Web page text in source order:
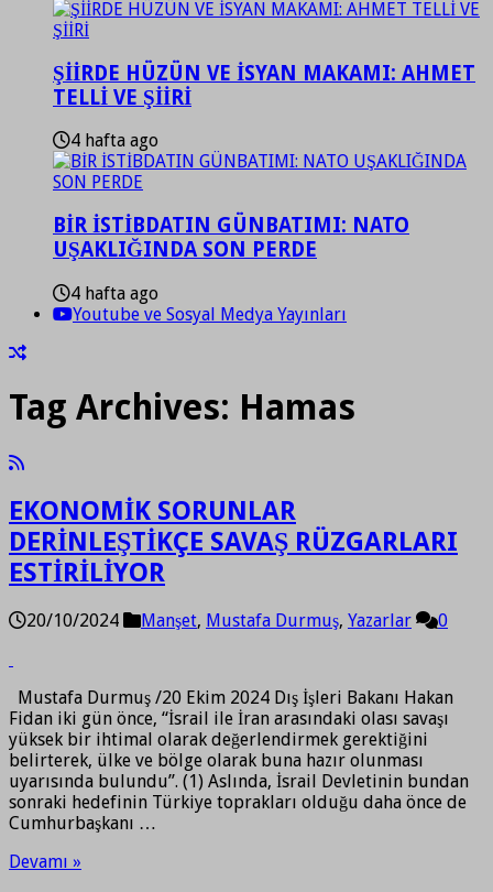
ŞİİRDE HÜZÜN VE İSYAN MAKAMI: AHMET
TELLİ VE ŞİİRİ
4 hafta ago
BİR İSTİBDATIN GÜNBATIMI: NATO
UŞAKLIĞINDA SON PERDE
4 hafta ago
Youtube ve Sosyal Medya Yayınları
Tag Archives: Hamas
EKONOMİK SORUNLAR
DERİNLEŞTİKÇE SAVAŞ RÜZGARLARI
ESTİRİLİYOR
20/10/2024 Manşet, Mustafa Durmuş, Yazarlar 0
Mustafa Durmuş /20 Ekim 2024 Dış İşleri Bakanı Hakan
Fidan iki gün önce, “İsrail ile İran arasındaki olası savaşı
yüksek bir ihtimal olarak değerlendirmek gerektiğini
belirterek, ülke ve bölge olarak buna hazır olunması
uyarısında bulundu”. (1) Aslında, İsrail Devletinin bundan
sonraki hedefinin Türkiye toprakları olduğu daha önce de
Cumhurbaşkanı …
Devamı »